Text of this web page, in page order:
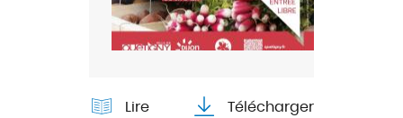
Lire Télécharger